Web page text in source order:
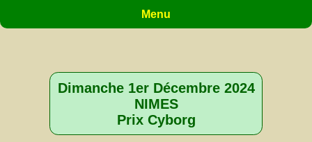
Menu
Dimanche 1er Décembre 2024
NIMES
Prix Cyborg